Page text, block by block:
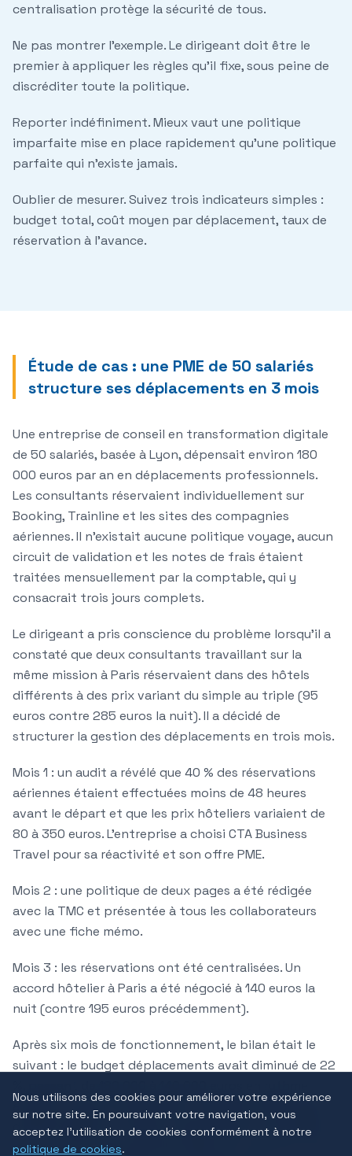
centralisation protège la sécurité de tous.
Ne pas montrer l'exemple.Le dirigeant doit être le
premier à appliquer les règles qu'il fixe, sous peine de
discréditer toute la politique.
Reporter indéfiniment.Mieux vaut une politique
imparfaite mise en place rapidement qu'une politique
parfaite qui n'existe jamais.
Oublier de mesurer.Suivez trois indicateurs simples :
budget total, coût moyen par déplacement, taux de
réservation à l'avance.
Étude de cas : une PME de 50 salariés
structure ses déplacements en 3 mois
Une entreprise de conseil en transformation digitale
de 50 salariés, basée à Lyon, dépensait environ 180
000 euros par an en déplacements professionnels.
Les consultants réservaient individuellement sur
Booking, Trainline et les sites des compagnies
aériennes. Il n'existait aucune politique voyage, aucun
circuit de validation et les notes de frais étaient
traitées mensuellement par la comptable, qui y
consacrait trois jours complets.
Le dirigeant a pris conscience du problème lorsqu'il a
constaté que deux consultants travaillant sur la
même mission à Paris réservaient dans des hôtels
différents à des prix variant du simple au triple (95
euros contre 285 euros la nuit). Il a décidé de
structurer la gestion des déplacements en trois mois.
Mois 1 : un audit a révélé que 40 % des réservations
aériennes étaient effectuées moins de 48 heures
avant le départ et que les prix hôteliers variaient de
80 à 350 euros. L'entreprise a choisi CTA Business
Travel pour sa réactivité et son offre PME.
Mois 2 : une politique de deux pages a été rédigée
avec la TMC et présentée à tous les collaborateurs
avec une fiche mémo.
Mois 3 : les réservations ont été centralisées. Un
accord hôtelier à Paris a été négocié à 140 euros la
nuit (contre 195 euros précédemment).
Après six mois de fonctionnement, le bilan était le
suivant : le budget déplacements avait diminué de 22
annuel. Le taux de réservation à l'avance était passé
de 60 % à 88 %. Le temps consacré par la comptable
aux notes de frais avait été réduit de trois jours à une
Nous utilisons des cookies pour améliorer votre expérience
sur notre site. En poursuivant votre navigation, vous
acceptez l'utilisation de cookies conformément à notre
politique de cookies.